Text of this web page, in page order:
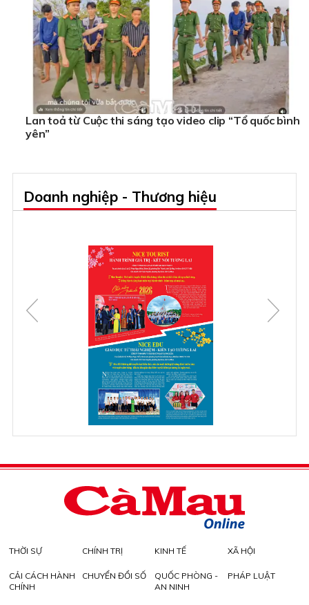
Lan toả từ Cuộc thi sáng tạo video clip “Tổ quốc bình
yên”
Doanh nghiệp - Thương hiệu
THỜI SỰ CHÍNH TRỊ KINH TẾ XÃ HỘI
CẢI CÁCH HÀNH
CHÍNH
CHUYỂN ĐỔI SỐ
QUỐC PHÒNG -
AN NINH
PHÁP LUẬT